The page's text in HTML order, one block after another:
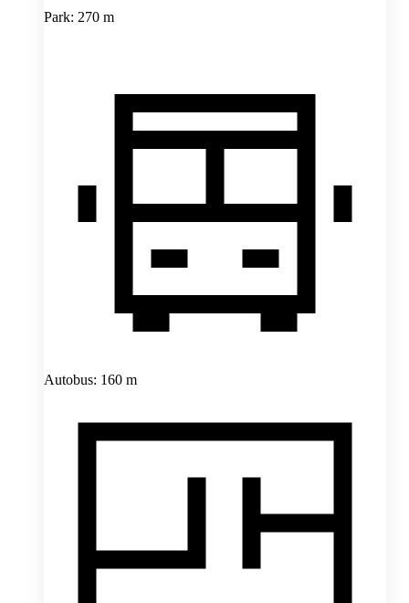
Park: 270 m
Autobus: 160 m